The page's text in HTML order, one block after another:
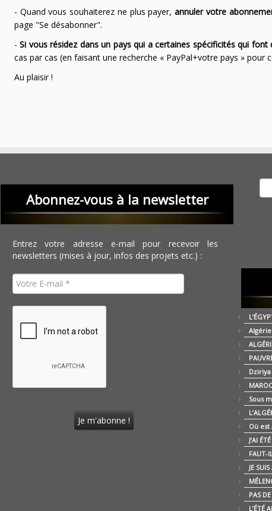
- Quand vous souhaiterez ne plus payer,annuler votre
page "Se désabonner".
-Si vous résidez dans un pays qui a certaines spécificités qui
cas par cas (en faisant une recherche « PayPal+votre pays » pour
Au plaisir !
Abonnez-vous à la newsletter
Entrez votre adresse e-mail pour recevoir les
newsletters (mises à jour, infos des projets etc.) :
Sous
Où est
J’AI
FAUT-
JE
PAS
L’ÉTÉ